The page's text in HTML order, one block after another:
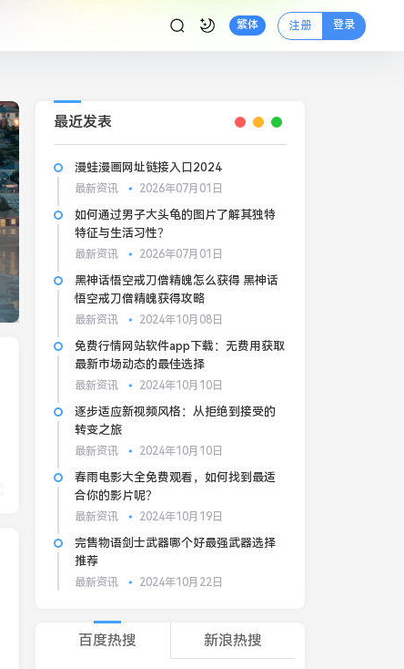
繁体 注册 登录
最近发表
漫蛙漫画网址链接入口2024
最新资讯 2026年07月01日
如何通过男子大头龟的图片了解其独特
特征与生活习性？
最新资讯 2026年07月01日
黑神话悟空戒刀僧精魄怎么获得 黑神话
悟空戒刀僧精魄获得攻略
最新资讯 2024年10月08日
免费行情网站软件app下载：无费用获取
最新市场动态的最佳选择
最新资讯 2024年10月10日
逐步适应新视频风格：从拒绝到接受的
转变之旅
最新资讯 2024年10月10日
春雨电影大全免费观看，如何找到最适
合你的影片呢？
最新资讯 2024年10月19日
完售物语剑士武器哪个好最强武器选择
推荐
最新资讯 2024年10月22日
百度热搜 新浪热搜